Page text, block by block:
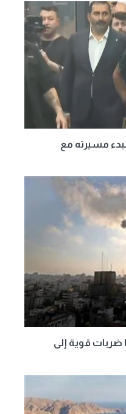
مسيرته مع
ضربات قوية إلى